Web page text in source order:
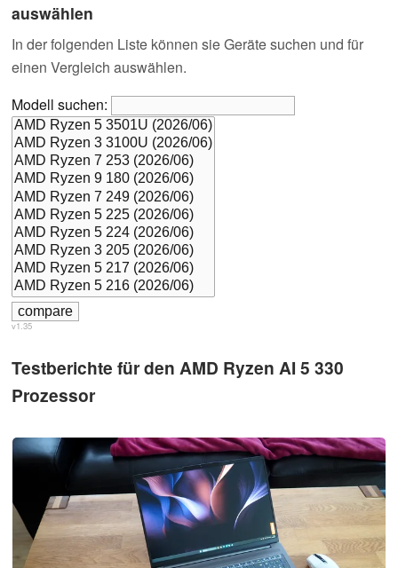
auswählen
In der folgenden Liste können sie Geräte suchen und für
einen Vergleich auswählen.
Modell suchen:
v1.35
Testberichte für den AMD Ryzen AI 5 330
Prozessor